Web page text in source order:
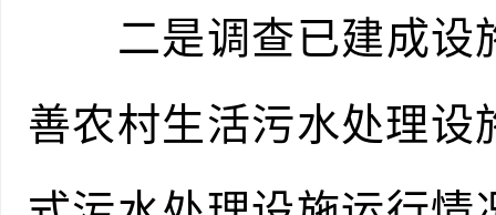
二是调查已建成设
善农村生活污水处理设